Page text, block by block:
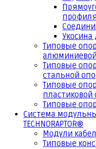
профиля
Укосина
Типовые
Типовые
стальной
Типовые
пластиковой
Типовые
Система
TECHNORAPTOR®
Модули
Типовые